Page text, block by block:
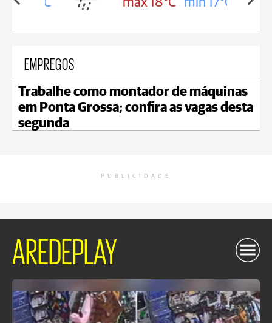
EMPREGOS
Trabalhe como montador de máquinas
em Ponta Grossa; confira as vagas desta
segunda
PUBLICIDADE
AREDEPLAY